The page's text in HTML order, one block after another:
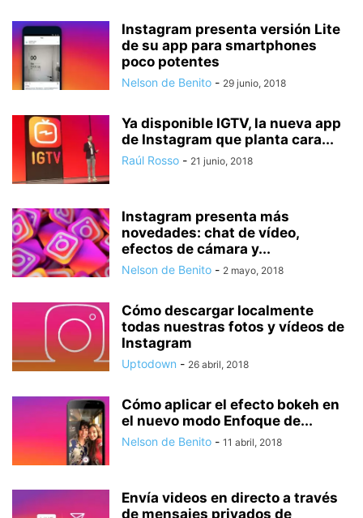
Instagram presenta versión Lite
de su app para smartphones
poco potentes
Nelson de Benito - 29 junio, 2018
Ya disponible IGTV, la nueva app
de Instagram que planta cara...
Raúl Rosso - 21 junio, 2018
Instagram presenta más
novedades: chat de vídeo,
efectos de cámara y...
Nelson de Benito - 2 mayo, 2018
Cómo descargar localmente
todas nuestras fotos y vídeos de
Instagram
Uptodown - 26 abril, 2018
Cómo aplicar el efecto bokeh en
el nuevo modo Enfoque de...
Nelson de Benito - 11 abril, 2018
Envía videos en directo a través
de mensajes privados de